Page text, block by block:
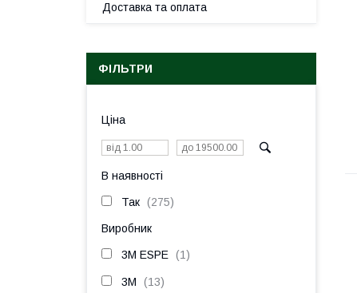
Доставка та оплата
ФІЛЬТРИ
Ціна
В наявності
Так 275
Виробник
3M ESPE 1
3М 13